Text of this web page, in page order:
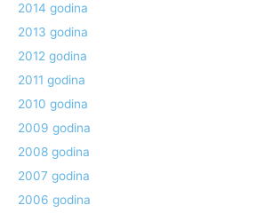
2014 godina
2013 godina
2012 godina
2011 godina
2010 godina
2009 godina
2008 godina
2007 godina
2006 godina